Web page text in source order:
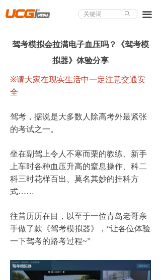
끀
About UCG
业界论道
游戏视频
游戏大赏
小程序
个人中心
ꄙ
※请大家在现实生活中一定注意交通安
全
驾考，据说是大多数人除高考外最紧张
的考试之一。
坐在副驾上令人不寒而栗的教练、新手
上车时各种血压升高的窒息操作、科二
科三时花样百出、莫名其妙的挂科方
式……
往昔历历在目，以至于一位青岛老哥亲
手做了款《驾考模拟器》， “让各位体验
一下驾考的路考过程~”
驾考模拟会拉满电子血压吗？《驾考模
拟器》体验分享